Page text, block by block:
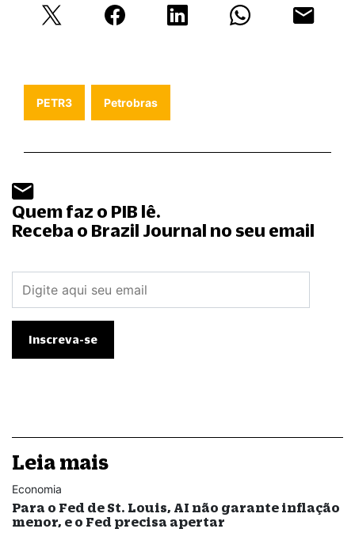
PETR3 Petrobras
Quem faz o PIB lê.
Receba o Brazil Journal no seu email
Leia mais
Economia
Para o Fed de St. Louis, AI não garante inflação
menor, e o Fed precisa apertar